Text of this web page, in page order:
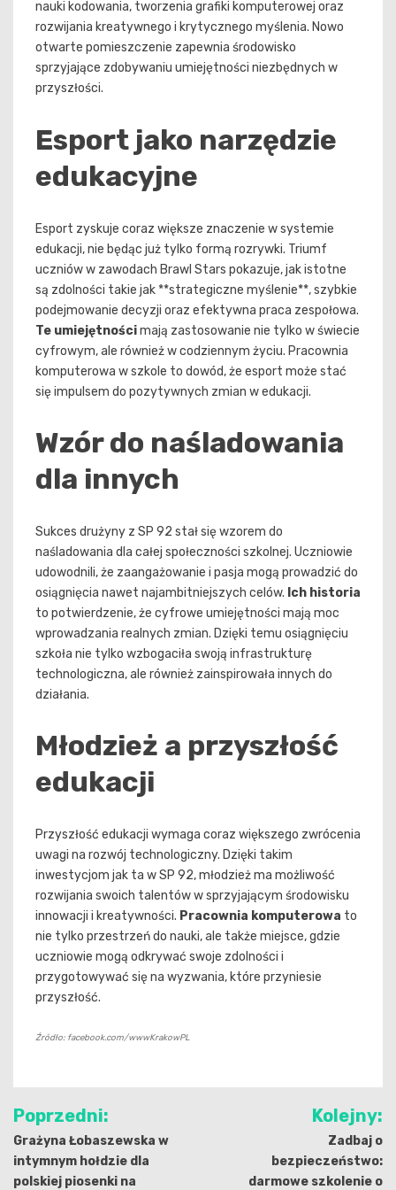
nauki kodowania, tworzenia grafiki komputerowej oraz
rozwijania kreatywnego i krytycznego myślenia. Nowo
otwarte pomieszczenie zapewnia środowisko
sprzyjające zdobywaniu umiejętności niezbędnych w
przyszłości.
Esport jako narzędzie
edukacyjne
Esport zyskuje coraz większe znaczenie w systemie
edukacji, nie będąc już tylko formą rozrywki. Triumf
uczniów w zawodach Brawl Stars pokazuje, jak istotne
są zdolności takie jak **strategiczne myślenie**, szybkie
podejmowanie decyzji oraz efektywna praca zespołowa.
Te umiejętnościmają zastosowanie nie tylko w świecie
cyfrowym, ale również w codziennym życiu. Pracownia
komputerowa w szkole to dowód, że esport może stać
się impulsem do pozytywnych zmian w edukacji.
Wzór do naśladowania
dla innych
Sukces drużyny z SP 92 stał się wzorem do
naśladowania dla całej społeczności szkolnej. Uczniowie
udowodnili, że zaangażowanie i pasja mogą prowadzić do
osiągnięcia nawet najambitniejszych celów. Ich historia
to potwierdzenie, że cyfrowe umiejętności mają moc
wprowadzania realnych zmian. Dzięki temu osiągnięciu
szkoła nie tylko wzbogaciła swoją infrastrukturę
technologiczna, ale również zainspirowała innych do
działania.
Młodzież a przyszłość
edukacji
Przyszłość edukacji wymaga coraz większego zwrócenia
uwagi na rozwój technologiczny. Dzięki takim
inwestycjom jak ta w SP 92, młodzież ma możliwość
rozwijania swoich talentów w sprzyjającym środowisku
innowacji i kreatywności. Pracownia komputerowa to
nie tylko przestrzeń do nauki, ale także miejsce, gdzie
uczniowie mogą odkrywać swoje zdolności i
przygotowywać się na wyzwania, które przyniesie
przyszłość.
Źródło: facebook.com/wwwKrakowPL
Nawigacja
wpisu
Poprzedni:
Grażyna Łobaszewska w
intymnym hołdzie dla
polskiej piosenki na
Kolejny:
Zadbaj o
bezpieczeństwo:
darmowe szkolenie o